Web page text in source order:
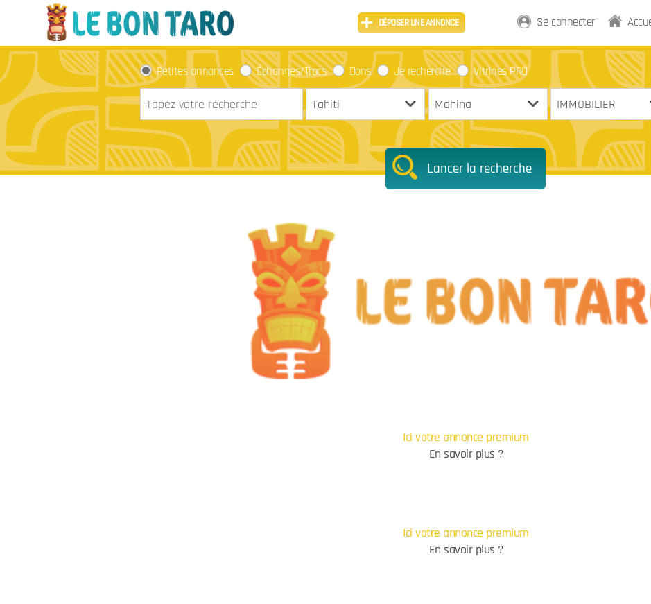
DÉPOSER UNE ANNONCE Se connecter
Petites annonces Échanges/Trocs Dons Je recherche Vitrines PRO
Lancer la recherche
Ici votre annonce premium
En savoir plus ?
Ici votre annonce premium
En savoir plus ?